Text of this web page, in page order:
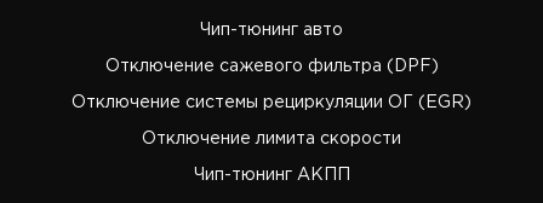
Чип-тюнинг авто
Отключение сажевого фильтра (DPF)
Отключение системы рециркуляции ОГ (EGR)
Отключение лимита скорости
Чип-тюнинг АКПП